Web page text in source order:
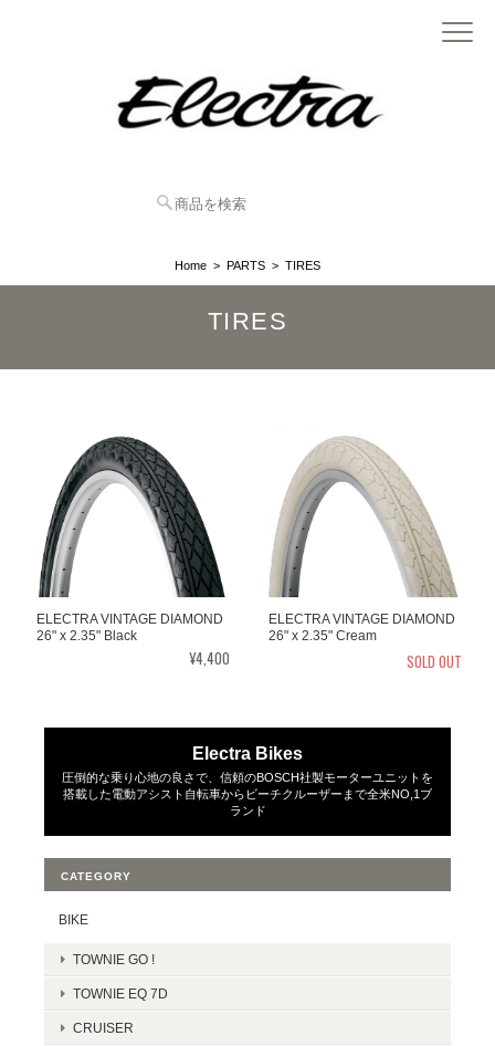
Home PARTS TIRES
TIRES
ELECTRA VINTAGE DIAMOND
26" x 2.35" Black
¥4,400
ELECTRA VINTAGE DIAMOND
26" x 2.35" Cream
SOLD OUT
Electra Bikes
圧倒的な乗り心地の良さで、信頼のBOSCH社製モーターユニットを
搭載した電動アシスト自転車からビーチクルーザーまで全米NO,1ブ
ランド
CATEGORY
BIKE
TOWNIE GO !
TOWNIE EQ 7D
CRUISER